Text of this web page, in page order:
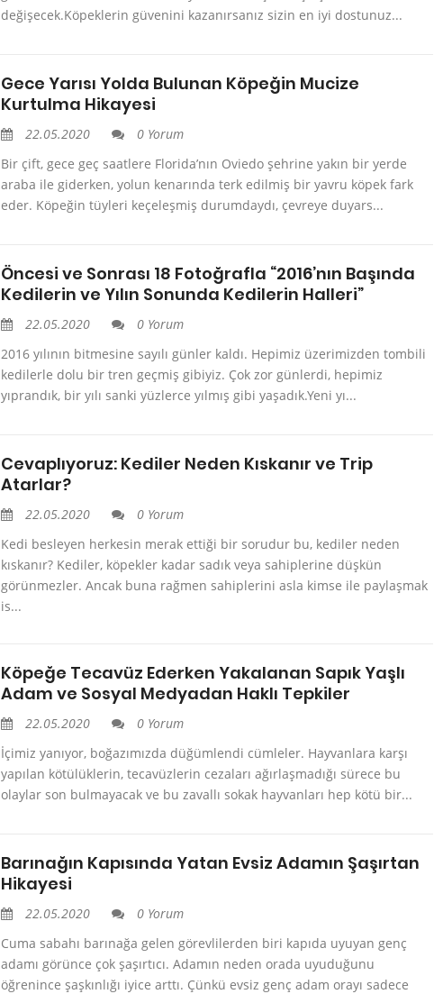
değişecek.Köpeklerin güvenini kazanırsanız sizin en iyi dostunuz...
Gece Yarısı Yolda Bulunan Köpeğin Mucize
Kurtulma Hikayesi
22.05.2020
0 Yorum
Bir çift, gece geç saatlere Florida’nın Oviedo şehrine yakın bir yerde
araba ile giderken, yolun kenarında terk edilmiş bir yavru köpek fark
eder. Köpeğin tüyleri keçeleşmiş durumdaydı, çevreye duyars...
Öncesi ve Sonrası 18 Fotoğrafla “2016’nın Başında
Kedilerin ve Yılın Sonunda Kedilerin Halleri”
22.05.2020
0 Yorum
2016 yılının bitmesine sayılı günler kaldı. Hepimiz üzerimizden tombili
kedilerle dolu bir tren geçmiş gibiyiz. Çok zor günlerdi, hepimiz
yıprandık, bir yılı sanki yüzlerce yılmış gibi yaşadık.Yeni yı...
Cevaplıyoruz: Kediler Neden Kıskanır ve Trip
Atarlar?
22.05.2020
0 Yorum
Kedi besleyen herkesin merak ettiği bir sorudur bu, kediler neden
kıskanır? Kediler, köpekler kadar sadık veya sahiplerine düşkün
görünmezler. Ancak buna rağmen sahiplerini asla kimse ile paylaşmak
is...
Köpeğe Tecavüz Ederken Yakalanan Sapık Yaşlı
Adam ve Sosyal Medyadan Haklı Tepkiler
22.05.2020
0 Yorum
İçimiz yanıyor, boğazımızda düğümlendi cümleler. Hayvanlara karşı
yapılan kötülüklerin, tecavüzlerin cezaları ağırlaşmadığı sürece bu
olaylar son bulmayacak ve bu zavallı sokak hayvanları hep kötü bir...
Barınağın Kapısında Yatan Evsiz Adamın Şaşırtan
Hikayesi
22.05.2020
0 Yorum
Cuma sabahı barınağa gelen görevlilerden biri kapıda uyuyan genç
adamı görünce çok şaşırtıcı. Adamın neden orada uyuduğunu
öğrenince şaşkınlığı iyice arttı. Çünkü evsiz genç adam orayı sadece